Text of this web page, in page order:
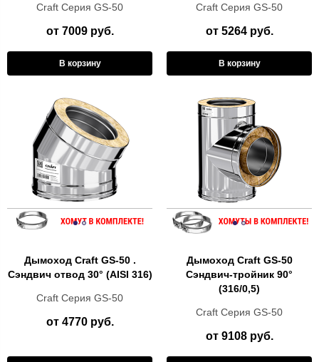
Craft Cерия GS-50
от 7009 руб.
В корзину
Craft Cерия GS-50
от 5264 руб.
В корзину
Дымоход Craft GS-50 .
Сэндвич отвод 30° (AISI 316)
Craft Cерия GS-50
от 4770 руб.
Дымоход Craft GS-50
Сэндвич-тройник 90°
(316/0,5)
Craft Cерия GS-50
от 9108 руб.